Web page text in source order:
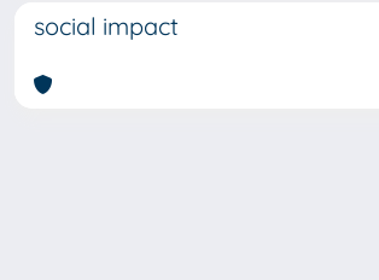
social impact